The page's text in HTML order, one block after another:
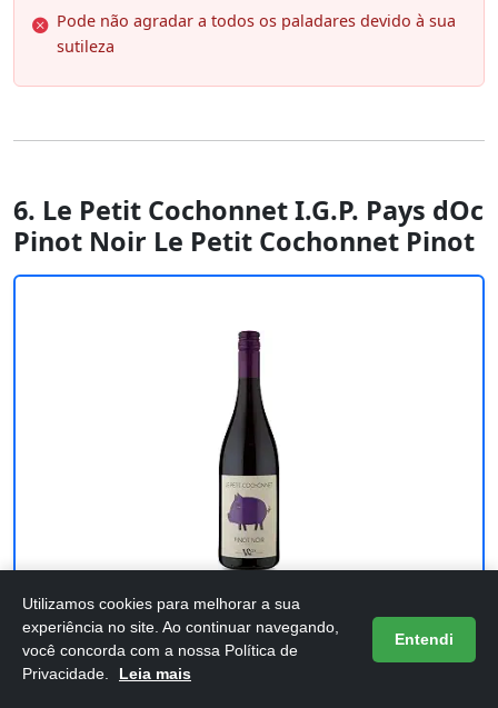
Pode não agradar a todos os paladares devido à sua
sutileza
6. Le Petit Cochonnet I.G.P. Pays dOc
Pinot Noir Le Petit Cochonnet Pinot
Le Petit Cochonnet I.G.P. Pays dOc Pinot
Noir Le Petit Cochonnet Pinot
Utilizamos cookies para melhorar a sua
experiência no site. Ao continuar navegando,
você concorda com a nossa Política de
Privacidade.
Leia mais
Entendi